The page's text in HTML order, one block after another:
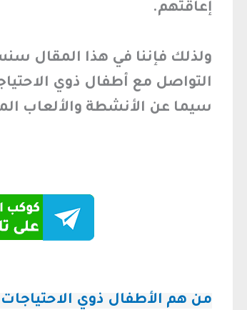
إعاقتهم.
ولذلك فإننا في هذا المقال
التواصل مع أطفال ذوي
سيما عن الأنشطة والألعاب
من هم الأطفال ذوي